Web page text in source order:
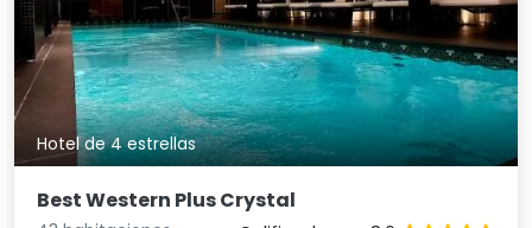
Hotel de 4 estrellas
Best Western Plus Crystal